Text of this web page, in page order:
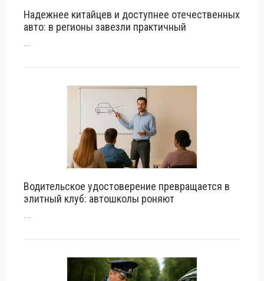
Надежнее китайцев и доступнее отечественных
авто: в регионы завезли практичный
...
Водительское удостоверение превращается в
элитный клуб: автошколы роняют
...